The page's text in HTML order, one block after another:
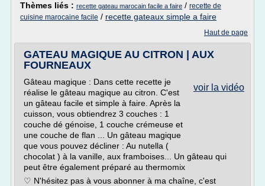
Thèmes liés : recette gateau marocain facile a faire / recette de
cuisine marocaine facile / recette gateaux simple a faire
Haut de page
GATEAU MAGIQUE AU CITRON | AUX
FOURNEAUX
voir la vidéo
Gâteau magique : Dans cette recette je
réalise le gâteau magique au citron. C'est
un gâteau facile et simple à faire. Après la
cuisson, vous obtiendrez 3 couches : 1
couche dé génoise, 1 couche crémeuse et
une couche de flan ... Un gâteau magique
que vous pouvez décliner : Au nutella (
chocolat ) à la vanille, aux framboises... Un gâteau qui
peut être également préparé au thermomix
♡ N'hésitez pas à vous abonner à ma chaîne, c'est